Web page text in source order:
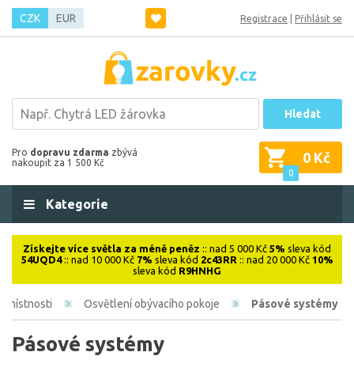
CZK EUR Registrace Přihlásit se
Hledat
Pro dopravu zdarma zbývá
nakoupit za 1 500 Kč
0
0 Kč
Kategorie
Získejte více světla za méně peněz :: nad 5 000 Kč 5% sleva kód
54UQD4:: nad 10 000 Kč 7% sleva kód 2c43RR :: nad 20 000 Kč 10%
sleva kód R9HNHG
místnosti Osvětlení obývacího pokoje Pásové systémy
Pásové systémy